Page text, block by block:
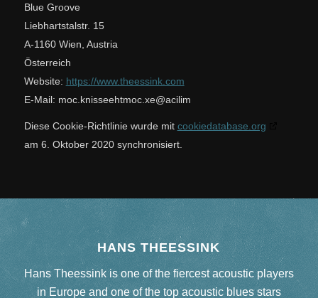
Blue Groove
Liebhartstalstr. 15
A-1160 Wien, Austria
Österreich
Website: https://www.theessink.com
E-Mail:
milica@
ex.com
theessink.com
Diese Cookie-Richtlinie wurde mit cookiedatabase.org
am 6. Oktober 2020 synchronisiert.
HANS THEESSINK
Hans Theessink is one of the fiercest acoustic players
in Europe and one of the top acoustic blues stars